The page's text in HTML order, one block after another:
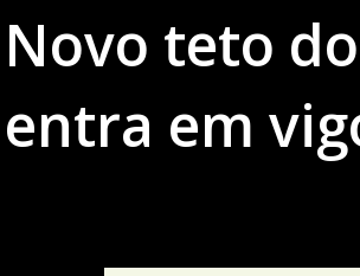
Novo teto
entra em